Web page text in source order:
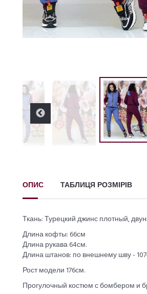
ОПИС ТАБЛИЦЯ РОЗМІРІВ
Ткань: Турецкий джинс плотный,
Длина кофты: 66см
Длина рукава 64см.
Длина штанов: по внешнему шву -
Рост модели 176см.
Прогулочный костюм с бомбером и